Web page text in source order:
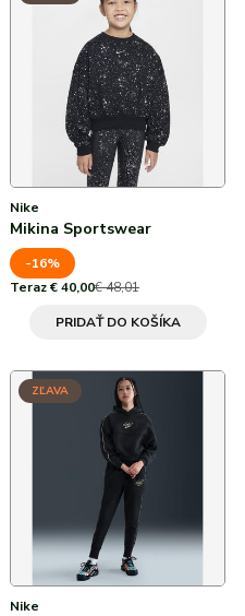
Northfinder
60 %
Nike
Mikina Sportswear
-16%
Teraz € 40,00€ 48,01
PRIDAŤ DO KOŠÍKA
ZĽAVA
Nike